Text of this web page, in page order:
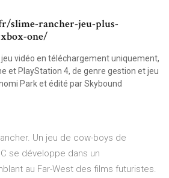
slime-rancher-jeu-plus-
one/
vidéo en téléchargement uniquement,
et PlayStation 4, de genre gestion et jeu
Park et édité par Skybound
Un jeu de cow-boys de
se développe dans un
au Far-West des films futuristes.